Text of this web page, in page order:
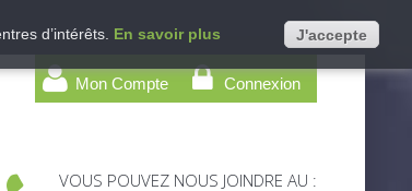
Connexion
Mon Compte
VOUS POUVEZ NOUS JOINDRE AU :
d’intérêts. En savoir plus J'accepte